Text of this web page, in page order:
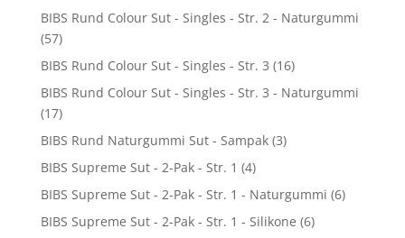
BIBS Rund Colour Sut - Singles - Str. 2 - Naturgummi
(57)
BIBS Rund Colour Sut - Singles - Str. 3 (16)
BIBS Rund Colour Sut - Singles - Str. 3 - Naturgummi
(17)
BIBS Rund Naturgummi Sut - Sampak (3)
BIBS Supreme Sut - 2-Pak - Str. 1 (4)
BIBS Supreme Sut - 2-Pak - Str. 1 - Naturgummi (6)
BIBS Supreme Sut - 2-Pak - Str. 1 - Silikone (6)